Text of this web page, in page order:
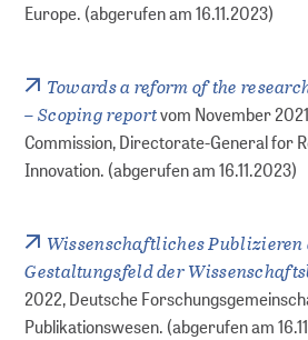
Europe. (abgerufen am 16.11.2023)
Towards a reform of the
– Scoping reportvom November
Commission, Directorate-General for
Innovation. (abgerufen am 16.11.2023)
Wissenschaftliches
Gestaltungsfeld der
2022, Deutsche
Publikationswesen. (abgerufen am